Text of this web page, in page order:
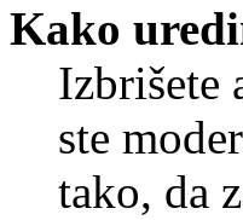
Kako
Izbrišete
ste
tako, da